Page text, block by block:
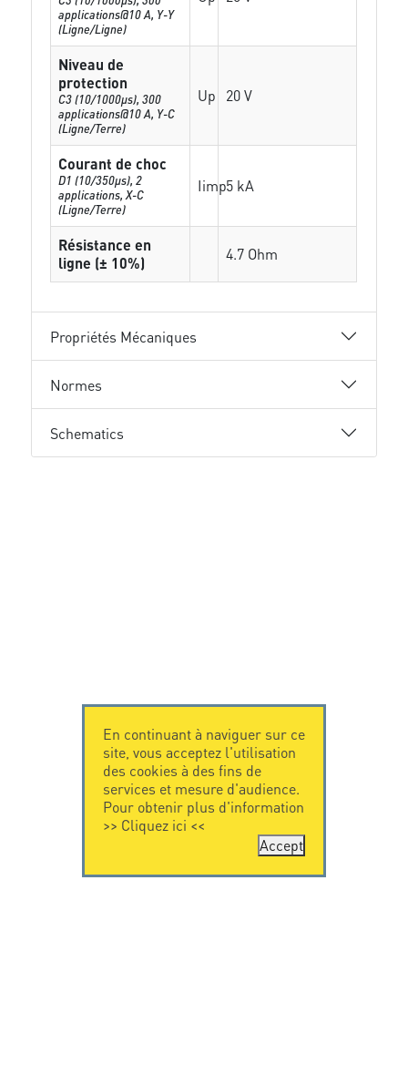
applications@10 A, Y-Y
(Ligne/Ligne)
Niveau de
protection
C3 (10/1000μs), 300
applications@10 A, Y-C
(Ligne/Terre)
Up 20 V
Courant de choc
D1 (10/350μs), 2
applications, X-C
(Ligne/Terre)
Iimp5 kA
Résistance en
ligne (± 10%)
4.7 Ohm
Propriétés Mécaniques
Normes
Schematics
En continuant à naviguer sur ce
site, vous acceptez l'utilisation
des cookies à des fins de
services et mesure d'audience.
Pour obtenir plus d'information
>> Cliquez ici <<
Accept